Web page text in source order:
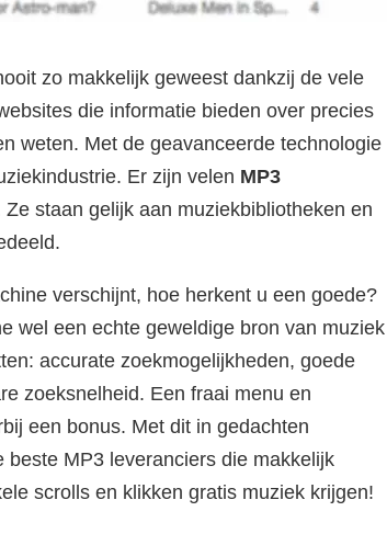
zo makkelijk geweest dankzij de vele
die informatie bieden over precies
weten. Met de geavanceerde technologie
Er zijn velen MP3
staan gelijk aan muziekbibliotheken en
verschijnt, hoe herkent u een goede?
wel een echte geweldige bron van muziek
accurate zoekmogelijkheden, goede
zoeksnelheid. Een fraai menu en
een bonus. Met dit in gedachten
MP3 leveranciers die makkelijk
scrolls en klikken gratis muziek krijgen!